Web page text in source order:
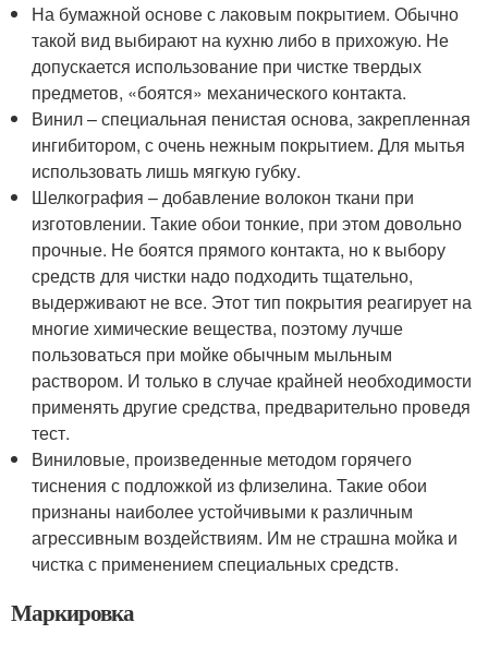
На бумажной основе с лаковым покрытием. Обычно
такой вид выбирают на кухню либо в прихожую. Не
допускается использование при чистке твердых
предметов, «боятся» механического контакта.
Винил – специальная пенистая основа, закрепленная
ингибитором, с очень нежным покрытием. Для мытья
использовать лишь мягкую губку.
Шелкография – добавление волокон ткани при
изготовлении. Такие обои тонкие, при этом довольно
прочные. Не боятся прямого контакта, но к выбору
средств для чистки надо подходить тщательно,
выдерживают не все. Этот тип покрытия реагирует на
многие химические вещества, поэтому лучше
пользоваться при мойке обычным мыльным
раствором. И только в случае крайней необходимости
применять другие средства, предварительно проведя
тест.
Виниловые, произведенные методом горячего
тиснения с подложкой из флизелина. Такие обои
признаны наиболее устойчивыми к различным
агрессивным воздействиям. Им не страшна мойка и
чистка с применением специальных средств.
Маркировка